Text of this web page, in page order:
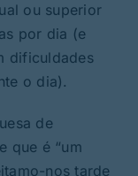
ou superior
por dia (e
dificuldades
o dia).
de
que é “um
nos tarde